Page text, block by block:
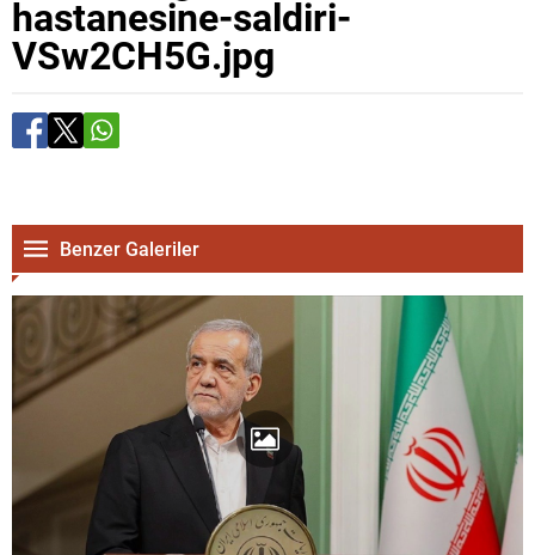
hastanesine-saldiri-
VSw2CH5G.jpg
Benzer Galeriler